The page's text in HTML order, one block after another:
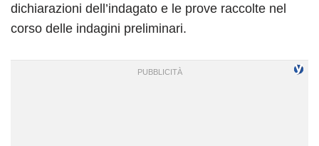
dichiarazioni dell’indagato e le prove raccolte nel
corso delle indagini preliminari.